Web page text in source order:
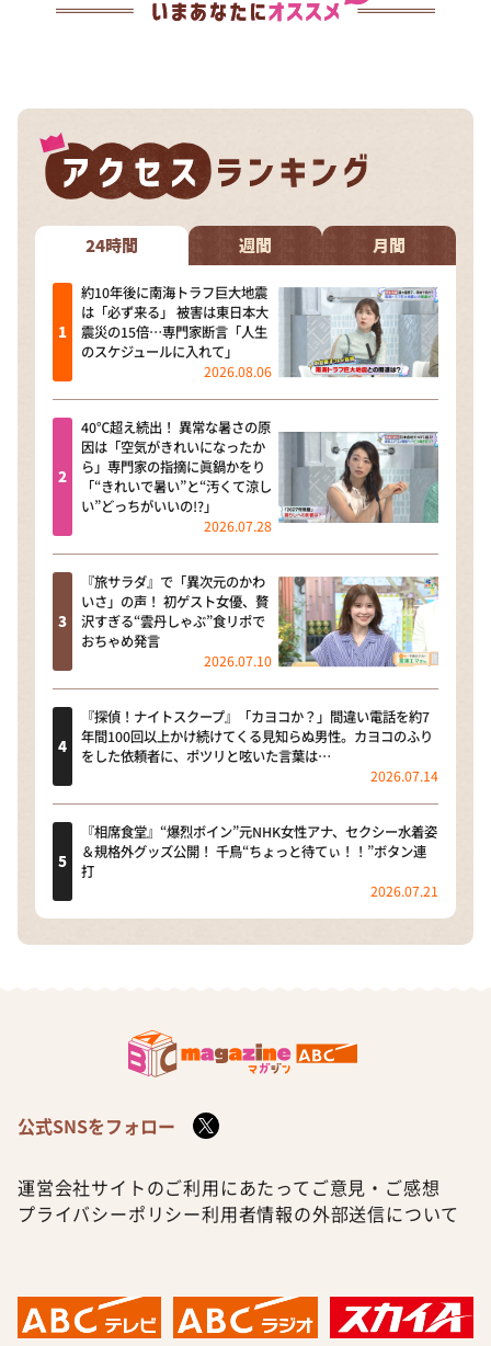
24時間 週間 月間
約10年後に南海トラフ巨大地震
は「必ず来る」 被害は東日本大
震災の15倍…専門家断言「人生
のスケジュールに入れて」
2026.08.06
40℃超え続出！ 異常な暑さの原
因は「空気がきれいになったか
ら」専門家の指摘に眞鍋かをり
「“きれいで暑い”と“汚くて涼し
い”どっちがいいの!?」
2026.07.28
『旅サラダ』で「異次元のかわ
いさ」の声！ 初ゲスト女優、贅
沢すぎる“雲丹しゃぶ”食リポで
おちゃめ発言
2026.07.10
『探偵！ナイトスクープ』「カヨコか？」間違い電話を約7
年間100回以上かけ続けてくる見知らぬ男性。カヨコのふり
をした依頼者に、ポツリと呟いた言葉は…
2026.07.14
『相席食堂』“爆烈ボイン”元NHK女性アナ、セクシー水着姿
＆規格外グッズ公開！ 千鳥“ちょっと待てぃ！！”ボタン連
打
2026.07.21
公式SNSをフォロー
運営会社サイトのご利用にあたって ご意見・ご感想
プライバシーポリシー利用者情報の外部送信について